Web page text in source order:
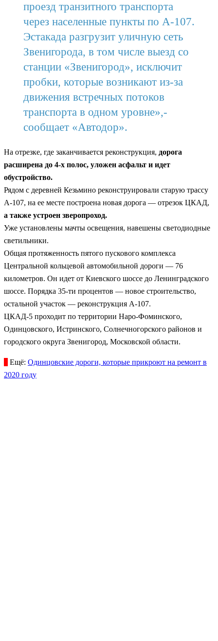
проезд транзитного транспорта
через населенные пункты по А-107.
Эстакада разгрузит уличную сеть
Звенигорода, в том числе выезд со
станции «Звенигород», исключит
пробки, которые возникают из-за
движения встречных потоков
транспорта в одном уровне»,-
сообщает «Автодор».
На отрезке, где заканчивается реконструкция, дорога
расширена до 4-х полос, уложен асфальт и идет
обустройство.
Рядом с деревней Кезьмино реконструировали старую трассу
А-107, на ее месте построена новая дорога — отрезок ЦКАД,
а также устроен зверопроход.
Уже установлены мачты освещения, навешены светодиодные
светильники.
Общая протяженность пятого пускового комплекса
Центральной кольцевой автомобильной дороги — 76
километров. Он идет от Киевского шоссе до Ленинградского
шоссе. Порядка 35-ти процентов — новое строительство,
остальной участок — реконструкция А-107.
ЦКАД-5 проходит по территории Наро-Фоминского,
Одинцовского, Истринского, Солнечногорского районов и
городского округа Звенигород, Московской области.
Ещё: Одинцовские дороги, которые прикроют на ремонт в
2020 году